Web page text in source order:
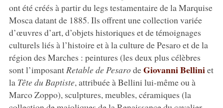
ont été créés à partir du legs testamentaire de la Marquise
Mosca datant de 1885. Ils offrent une collection variée
d’œuvres d’art, d’objets historiques et de témoignages
culturels liés à l’histoire et à la culture de Pesaro et de la
région des Marches : peintures (les deux plus célèbres
sont l’imposantRetable de PesarodeGiovanni Belliniet
la Tête du Baptiste, attribuée à Bellini lui-même ou à
Marco Zoppo), sculptures, meubles, céramiques (la